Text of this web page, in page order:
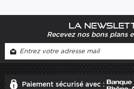
La
Recevez nos bons plans
Paiement sécurisé avec :